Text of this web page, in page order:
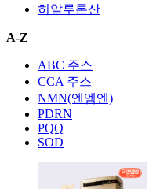
히알루론산
A-Z
ABC 주스
CCA 주스
NMN(엔엠엔)
PDRN
PQQ
SOD